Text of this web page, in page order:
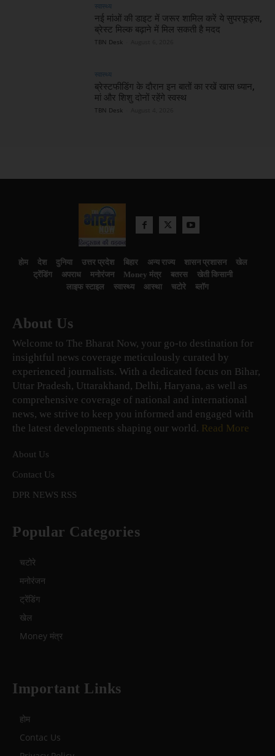
स्वास्थ्य
नई मांओं की डाइट में जरूर शामिल करें ये सुपरफूड्स,
ब्रेस्ट मिल्क बढ़ाने में मिल सकती है मदद
TBN Desk
स्वास्थ्य
ब्रेस्टफीडिंग के दौरान इन बातों का रखें खास ध्यान,
मां और शिशु दोनों रहेंगे स्वस्थ
TBN Desk
होम देश दुनिया उत्तर प्रदेश बिहार अन्य राज्य शासन प्रशासन
खेल
ट्रेंडिंग
अपराध मनोरंजन Money मंत्र बतरस
खेती किसानी
लाइफ स्टाइल
स्वास्थ्य आस्था चटोरे ब्लॉग
About Us
Welcome to The Bharat Now, your go-to destination for
insightful news coverage meticulously curated by
experienced journalists. With a dedicated focus on Bihar,
Uttar Pradesh, Uttarakhand, Delhi, Haryana, as well as
comprehensive coverage of national and international
news, we strive to keep you informed and engaged with
the latest developments shaping our world. Read More
About Us
Contact Us
DPR NEWS RSS
Popular Categories
चटोरे
मनोरंजन
ट्रेंडिंग
खेल
Money मंत्र
Important Links
होम
Contac Us